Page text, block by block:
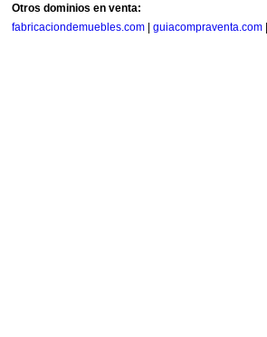
Otros dominios en venta:
fabricaciondemuebles.com
guiacompraventa.com